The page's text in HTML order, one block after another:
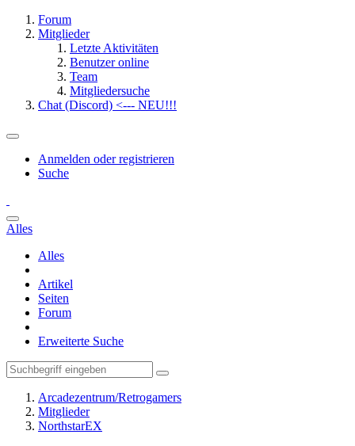
Forum
Mitglieder
Letzte Aktivitäten
Benutzer online
Team
Mitgliedersuche
Chat (Discord) <--- NEU!!!
Anmelden oder registrieren
Suche
Alles
Alles
Artikel
Seiten
Forum
Erweiterte Suche
Arcadezentrum/Retrogamers
Mitglieder
NorthstarEX